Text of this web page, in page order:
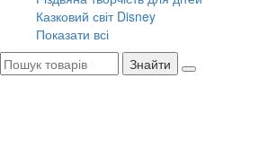
Казковий світ Disney
Показати всі
Знайти